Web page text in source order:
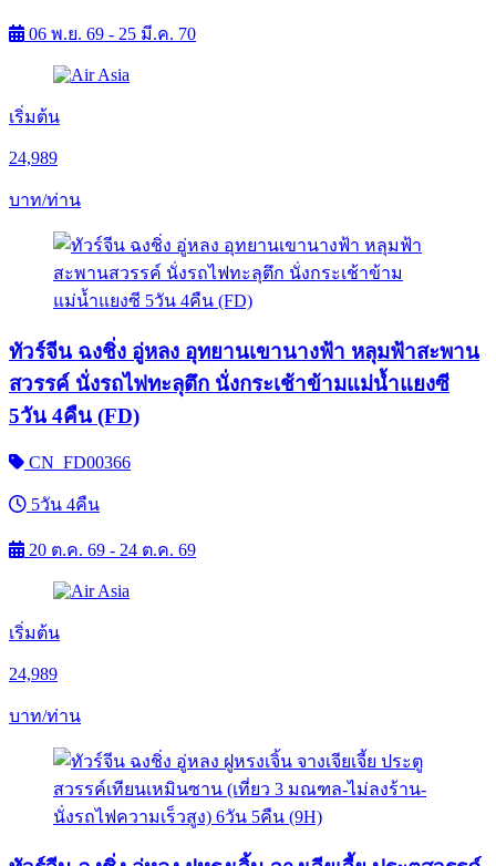
06 พ.ย. 69 - 25 มี.ค. 70
เริ่มต้น
24,989
บาท/ท่าน
ทัวร์จีน ฉงชิ่ง อู่หลง อุทยานเขานางฟ้า หลุมฟ้าสะพาน
สวรรค์ นั่งรถไฟทะลุตึก นั่งกระเช้าข้ามแม่น้ำแยงซี
5วัน 4คืน (FD)
CN_FD00366
5วัน 4คืน
20 ต.ค. 69 - 24 ต.ค. 69
เริ่มต้น
24,989
บาท/ท่าน